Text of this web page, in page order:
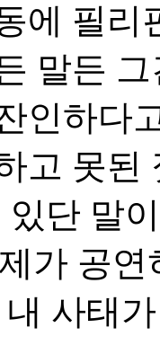
에 필
말든
인하다
고 못된
단 말
가 공
사태